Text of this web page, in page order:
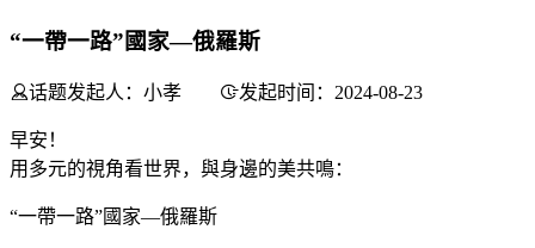
“一帶一路”國家—俄羅斯
话题发起人：小孝 发起时间：2024-08-23
早安！
用多元的視角看世界，與身邊的美共鳴：
“一帶一路”國家—俄羅斯